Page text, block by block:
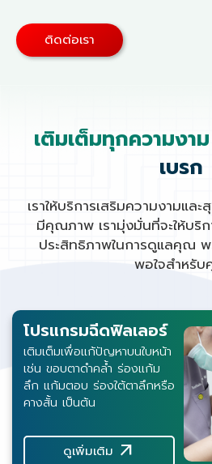
ติดต่อเรา
เติมเต็มทุกความงาม
เบรก
เราให้บริการเสริมความงามแล
มีคุณภาพ เรามุ่งมั่นที่จะให้บ
ประสิทธิภาพในการดูแลคุณ
พอใจสำหรั
โปรแกรมฉีดฟิลเลอร์
เติมเต็มเพื่อแก้ปัญหาบนใบหน้า
เช่น ขอบตาดำคล้ำ ร่องแก้ม
ลึก แก้มตอบ ร่องใต้ตาลึกหรือ
คางสั้น เป็นต้น
ดูเพิ่มเติม arrow_outward